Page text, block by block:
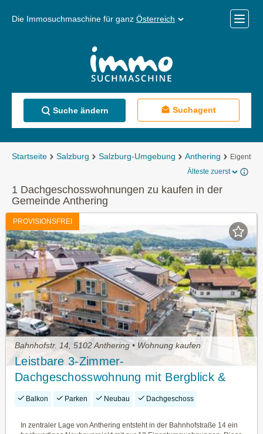
Die Immosuchmaschine für ganz Österreich
Menü
Suche ändern Suchagent
Startseite Salzburg Salzburg-Umgebung Anthering
Älteste zuerst
1 Dachgeschosswohnungen zu kaufen in der
Gemeinde Anthering
PROVISIONSFREI
Bahnhofstr. 14, 5102 Anthering • Wohnung kaufen
Leistbare 3-Zimmer-
Dachgeschosswohnung mit Bergblick &
Abendsonne - kein Baurecht! | TOP 11
Balkon Parken Neubau Dachgeschoss
In zentraler Lage von Anthering entsteht in der Bahnhofstraße 14 ein